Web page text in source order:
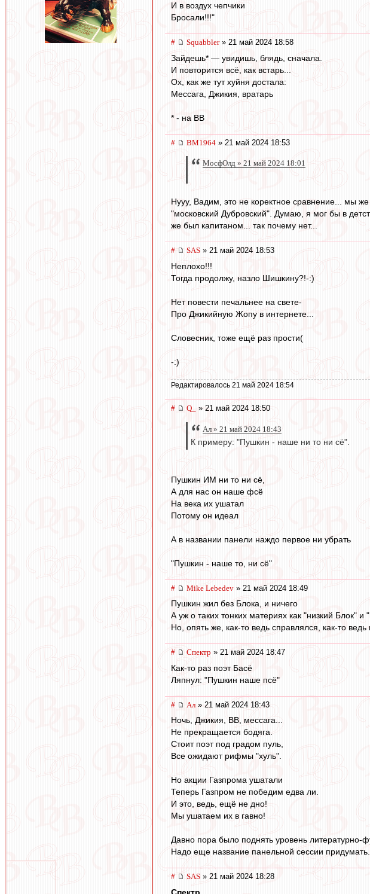
И в воздух чепчики
Бросали!!!"
# Squabbler» 21 май 2024 18:58
Зайдешь* — увидишь, блядь, сначала.
И повторится всё, как встарь...
Ох, как же тут хуйня достала:
Мессага, Джикия, вратарь
* - на ВВ
# BM1964 » 21 май 2024 18:53
МосфОлд » 21 май 2024 18:01
Нууу, Вадим, это не коректное сравнение... мы
"московский Дубровский". Думаю, я мог бы в
же был капитаном... так почему нет...
# SAS » 21 май 2024 18:53
Неплохо!!!
Тогда продолжу, назло Шишкину?!-:)
Нет повести печальнее на свете-
Про Джикийную Жопу в интернете...
Словесник, тоже ещё раз прости(
-:)
Редактировалось 21 май 2024 18:54
# Q_ » 21 май 2024 18:50
Ал » 21 май 2024 18:43
К примеру: "Пушкин - наше ни то ни сё".
Пушкин ИМ ни то ни сё,
А для нас он наше фсё
На века их ушатал
Потому он идеал
А в названии панели наждо первое ни убрать
"Пушкин - наше то, ни сё"
# Mike Lebedev » 21 май 2024 18:49
Пушкин жил без Блока, и ничего
А уж о таких тонких материях как "низкий Блок"
Но, опять же, как-то ведь справлялся, как-то
# Спектр » 21 май 2024 18:47
Как-то раз поэт Басё
Ляпнул: "Пушкин наше псё"
# Ал » 21 май 2024 18:43
Ночь, Джикия, ВВ, мессага...
Не прекращается бодяга.
Стоит поэт под градом пуль,
Все ожидают рифмы "хуль".
Но акции Газпрома ушатали
Теперь Газпром не победим едва ли.
И это, ведь, ещё не дно!
Мы ушатаем их в гавно!
Давно пора было поднять уровень
Надо еще название панельной сессии
# SAS » 21 май 2024 18:28